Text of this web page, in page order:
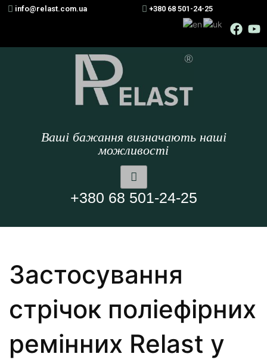
info@relast.com.ua +380 68 501-24-25
Ваші бажання визначають наші
можливості
+380 68 501-24-25
Застосування
стрічок поліефірних
ремінних Relast у